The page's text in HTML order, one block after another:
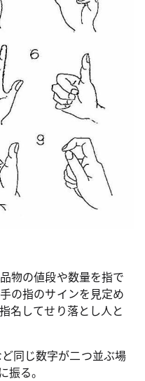
物の値段や数量を指で
の指のサインを見定め
名してせり落とし人と
同じ数字が二つ並ぶ場
る。